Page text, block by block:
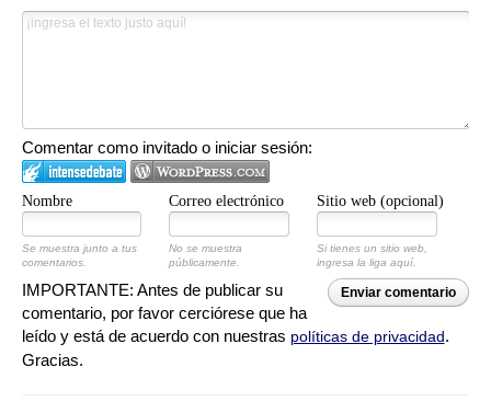
Comentar como invitado o iniciar sesión:
Nombre Correo electrónico Sitio web (opcional)
Se muestra junto a tus
comentarios.
No se muestra
públicamente.
Si tienes un sitio web,
ingresa la liga aquí.
Enviar comentario
IMPORTANTE: Antes de publicar su
comentario, por favor cerciórese que ha
leído y está de acuerdo con nuestras políticas de privacidad.
Gracias.